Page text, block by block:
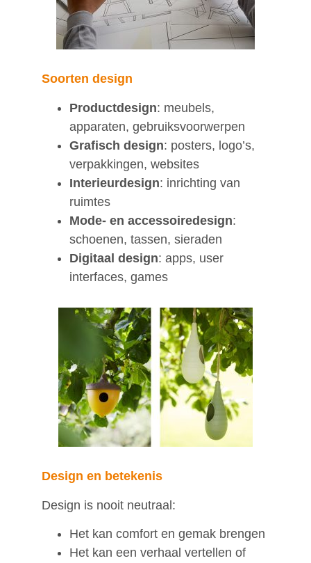
Soorten design
Productdesign: meubels,
apparaten, gebruiksvoorwerpen
Grafisch design: posters, logo’s,
verpakkingen, websites
Interieurdesign: inrichting van
ruimtes
Mode- en accessoiredesign:
schoenen, tassen, sieraden
Digitaal design: apps, user
interfaces, games
Design en betekenis
Design is nooit neutraal:
Het kan comfort en gemak brengen
Het kan een verhaal vertellen of